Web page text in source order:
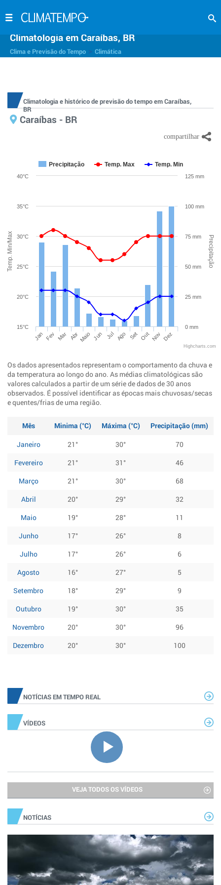
Climatologia em Caraíbas, BR
Clima e Previsão do Tempo Climática
Climatologia e histórico de previsão do tempo em Caraíbas,
BR
Caraíbas - BR
Temp. Min/Max Precipitação
Precipitação Temp. Max Temp. Min
Jan Fev Mar Abr Maio Jun Jul Ago Set Out Nov Dez
15°C
20°C
25°C
30°C
35°C
40°C
0 mm
25 mm
50 mm
75 mm
100 mm
125 mm
Highcharts.com
Os dados apresentados representam o comportamento da chuva e
da temperatura ao longo do ano. As médias climatológicas são
valores calculados a partir de um série de dados de 30 anos
observados. É possível identificar as épocas mais chuvosas/secas
e quentes/frias de uma região.
Mês Minima (°C) Máxima (°C)
Precipitação (mm)
Janeiro
21° 30°
70
Fevereiro
21° 31°
46
Março
21° 30°
68
Abril
20° 29°
32
Maio
19° 28°
11
Junho
17° 26°
8
Julho
17° 26°
6
Agosto
16° 27°
5
Setembro
18° 29°
9
Outubro
19° 30°
35
Novembro
20° 30°
96
Dezembro
20° 30° 100
NOTÍCIAS EM TEMPO REAL
VÍDEOS
VEJA TODOS OS VÍDEOS
NOTÍCIAS